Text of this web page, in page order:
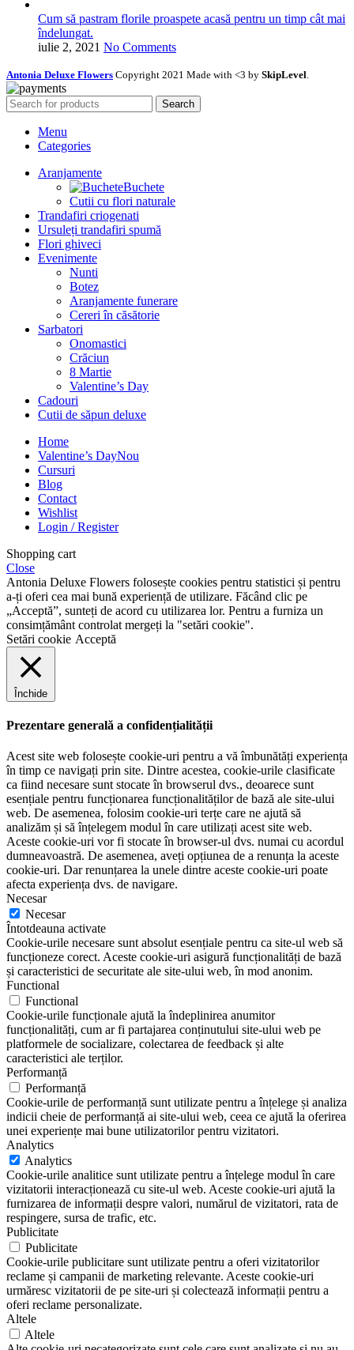
Cum să pastram florile proaspete acasă pentru un timp cât mai
îndelungat.
iulie 2, 2021 No Comments
Antonia Deluxe Flowers Copyright 2021 Made with <3 by SkipLevel
Search
Menu
Categories
Aranjamente
Buchete
Cutii cu flori naturale
Trandafiri criogenati
Ursuleți trandafiri spumă
Flori ghiveci
Evenimente
Nunti
Botez
Aranjamente funerare
Cereri în căsătorie
Sarbatori
Onomastici
Crăciun
8 Martie
Valentine’s Day
Cadouri
Cutii de săpun deluxe
Home
Valentine’s DayNou
Cursuri
Blog
Contact
Wishlist
Login / Register
Shopping cart
Close
Antonia Deluxe Flowers folosește cookies pentru statistici și pentru
a-ți oferi cea mai bună experiență de utilizare. Făcând clic pe
„Acceptă”, sunteți de acord cu utilizarea lor. Pentru a furniza un
consimțământ controlat mergeți la "setări cookie".
Setări cookie Acceptă
Închide
Prezentare generală a confidențialității
Acest site web folosește cookie-uri pentru a vă îmbunătăți experiența
în timp ce navigați prin site. Dintre acestea, cookie-urile clasificate
ca fiind necesare sunt stocate în browserul dvs., deoarece sunt
esențiale pentru funcționarea funcționalităților de bază ale site-ului
web. De asemenea, folosim cookie-uri terțe care ne ajută să
analizăm și să înțelegem modul în care utilizați acest site web.
Aceste cookie-uri vor fi stocate în browser-ul dvs. numai cu acordul
dumneavoastră. De asemenea, aveți opțiunea de a renunța la aceste
cookie-uri. Dar renunțarea la unele dintre aceste cookie-uri poate
afecta experiența dvs. de navigare.
Necesar
Necesar
Întotdeauna activate
Cookie-urile necesare sunt absolut esențiale pentru ca site-ul web să
funcționeze corect. Aceste cookie-uri asigură funcționalități de bază
și caracteristici de securitate ale site-ului web, în mod anonim.
Functional
Functional
Cookie-urile funcționale ajută la îndeplinirea anumitor
funcționalități, cum ar fi partajarea conținutului site-ului web pe
platformele de socializare, colectarea de feedback și alte
caracteristici ale terților.
Performanță
Performanță
Cookie-urile de performanță sunt utilizate pentru a înțelege și analiza
indicii cheie de performanță ai site-ului web, ceea ce ajută la oferirea
unei experiențe mai bune utilizatorilor pentru vizitatori.
Analytics
Analytics
Cookie-urile analitice sunt utilizate pentru a înțelege modul în care
vizitatorii interacționează cu site-ul web. Aceste cookie-uri ajută la
furnizarea de informații despre valori, numărul de vizitatori, rata de
respingere, sursa de trafic, etc.
Publicitate
Publicitate
Cookie-urile publicitare sunt utilizate pentru a oferi vizitatorilor
reclame și campanii de marketing relevante. Aceste cookie-uri
urmăresc vizitatorii de pe site-uri și colectează informații pentru a
oferi reclame personalizate.
Altele
Altele